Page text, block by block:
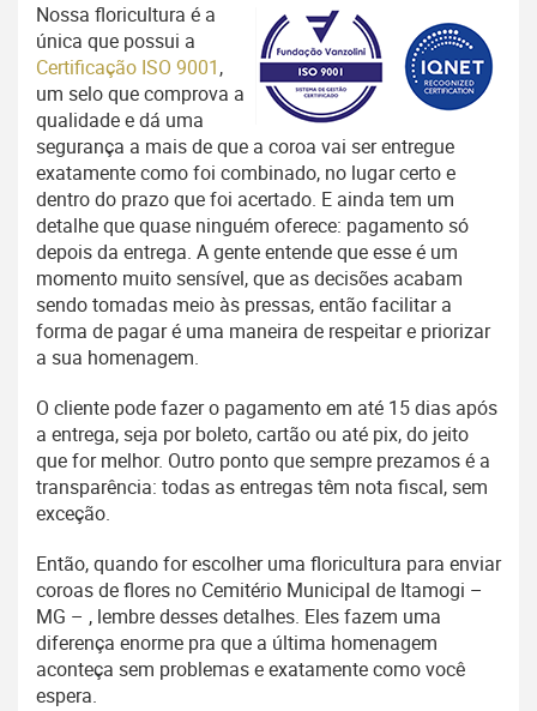
Nossa floricultura é a
única que possui a
Certificação ISO 9001,
um selo que comprova a
qualidade e dá uma
segurança a mais de que a coroa vai ser entregue
exatamente como foi combinado, no lugar certo e
dentro do prazo que foi acertado. E ainda tem um
detalhe que quase ninguém oferece: pagamento só
depois da entrega. A gente entende que esse é um
momento muito sensível, que as decisões acabam
sendo tomadas meio às pressas, então facilitar a
forma de pagar é uma maneira de respeitar e priorizar
a sua homenagem.
O cliente pode fazer o pagamento em até 15 dias após
a entrega, seja por boleto, cartão ou até pix, do jeito
que for melhor. Outro ponto que sempre prezamos é a
transparência: todas as entregas têm nota fiscal, sem
exceção.
Então, quando for escolher uma floricultura para enviar
coroas de flores no Cemitério Municipal de Itamogi –
MG – , lembre desses detalhes. Eles fazem uma
diferença enorme pra que a última homenagem
aconteça sem problemas e exatamente como você
espera.